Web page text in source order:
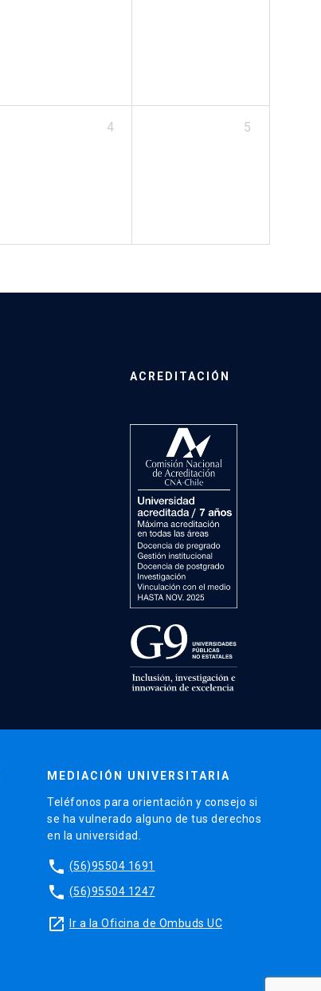
4 5
ACREDITACIÓN
MEDIACIÓN UNIVERSITARIA
Teléfonos para orientación y consejo si
se ha vulnerado alguno de tus derechos
en la universidad.
phone (56)95504 1691
phone (56)95504 1247
launch Ir a la Oficina de Ombuds UC